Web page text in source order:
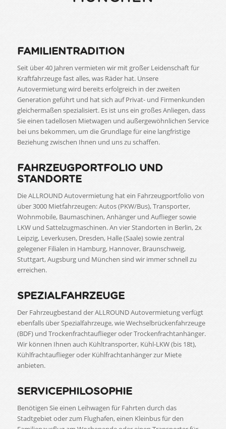
FAMILIENTRADITION
Seit über 40 Jahren vermieten wir mit großer Leidenschaft für
Kraftfahrzeuge fast alles, was Räder hat. Unsere
Autovermietung wird bereits erfolgreich in der zweiten
Generation geführt und hat sich auf Privat- und Firmenkunden
gleichermaßen spezialisiert. Es ist uns ein großes Anliegen, dass
Sie einen tadellosen Mietwagen und außergewöhnlichen Service
bei uns bekommen, um die Grundlage für eine langfristige
Beziehung zwischen Ihnen und uns zu schaffen.
FAHRZEUGPORTFOLIO UND
STANDORTE
Die ALLROUND Autovermietung hat ein Fahrzeugportfolio von
über 3000 Mietfahrzeugen: Autos (PKW/Bus), Transporter,
Wohnmobile, Baumaschinen, Anhänger und Auflieger sowie
LKW und Sattelzugmaschinen. An vier Standorten in Berlin, 2x
Leipzig, Leverkusen, Dresden, Halle (Saale) sowie zentral
gelegener Filialen in Hamburg, Hannover, Braunschweig,
Stuttgart, Augsburg und München sind wir immer schnell zu
erreichen.
SPEZIALFAHRZEUGE
Der Fahrzeugbestand der ALLROUND Autovermietung verfügt
ebenfalls über Spezialfahrzeuge, wie Wechselbrückenfahrzeuge
(BDF) und Trockenfrachtauflieger oder Trockenfrachtanhänger.
Wir können Ihnen auch Kühltransporter, Kühl-LKW (bis 18t),
Kühlfrachtauflieger oder Kühlfrachtanhänger zur Miete
anbieten.
SERVICEPHILOSOPHIE
Benötigen Sie einen Leihwagen für Fahrten durch das
Stadtgebiet oder zum Flughafen, einen Kleinbus für den